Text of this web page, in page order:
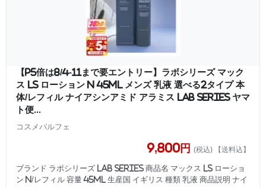
【P5倍は8/4-11まで要エントリー】ラボシリーズ マック
ス LS ローション N 45ml メンズ 乳液 選べる2タイプ 本
体/レフィル ナイアシンアミド アラミス LAB SERIES ヤマ
ト便...
コスメパルフェ
9,800円 (税込) 【送料込】
ブランド ラボシリーズ LAB SERIES 商品名 マックス LS ローショ
ン N/レフィル 容量 45ml 生産国 イギリス 種類 乳液 商品説明 ナイ